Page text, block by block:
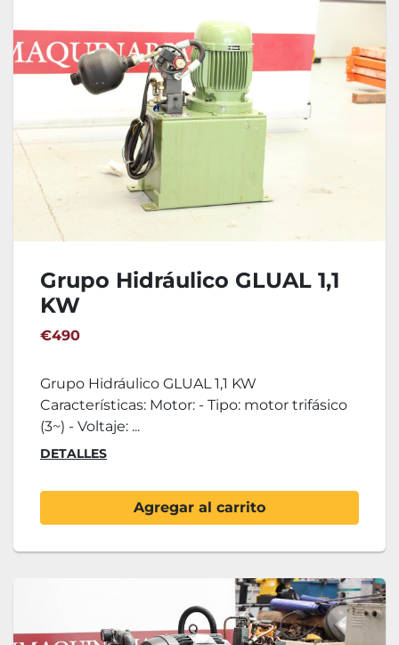
Grupo Hidráulico GLUAL 1,1
KW
€490
Grupo Hidráulico GLUAL 1,1 KW
Características: Motor: - Tipo: motor trifásico
(3~) - Voltaje: ...
DETALLES
Agregar al carrito